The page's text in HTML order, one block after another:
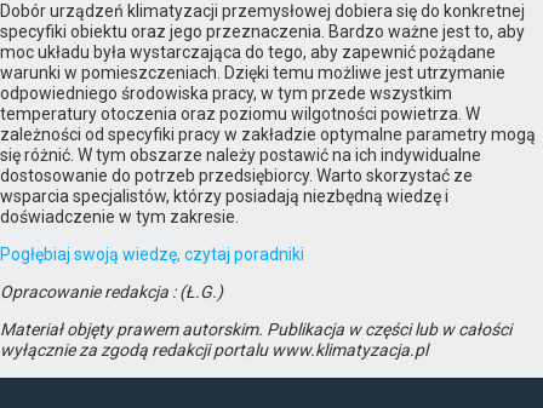
Dobór urządzeń klimatyzacji przemysłowej dobiera się do konkretnej
specyfiki obiektu oraz jego przeznaczenia. Bardzo ważne jest to, aby
moc układu była wystarczająca do tego, aby zapewnić pożądane
warunki w pomieszczeniach. Dzięki temu możliwe jest utrzymanie
odpowiedniego środowiska pracy, w tym przede wszystkim
temperatury otoczenia oraz poziomu wilgotności powietrza. W
zależności od specyfiki pracy w zakładzie optymalne parametry mogą
się różnić. W tym obszarze należy postawić na ich indywidualne
dostosowanie do potrzeb przedsiębiorcy. Warto skorzystać ze
wsparcia specjalistów, którzy posiadają niezbędną wiedzę i
doświadczenie w tym zakresie.
Pogłębiaj swoją wiedzę, czytaj poradniki
Opracowanie redakcja : (Ł.G.)
Materiał objęty prawem autorskim. Publikacja w części lub w całości
wyłącznie za zgodą redakcji portalu www.klimatyzacja.pl